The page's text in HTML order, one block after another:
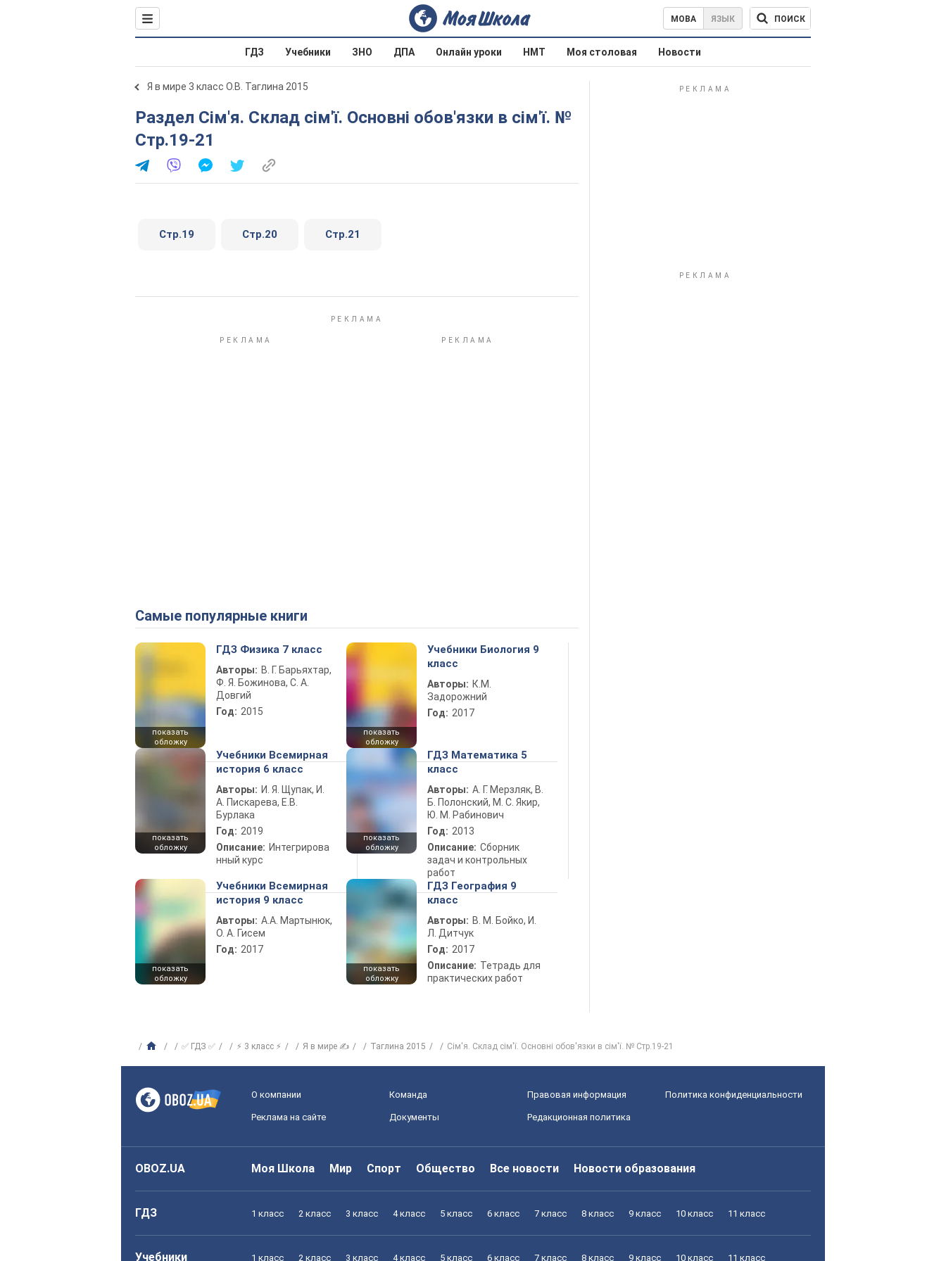
МОВА ЯЗЫК ПОИСК
ГДЗ Учебники ЗНО ДПА Онлайн уроки НМТ Моя столовая Новости
Я в мире 3 класс О.В. Таглина 2015
Раздел Сім'я. Склад сім'ї. Основні обов'язки в сім'ї. №
Стр.19-21
Стр.19 Стр.20 Стр.21
Самые популярные книги
показать
обложку
ГДЗ Физика 7 класс
Авторы: В. Г. Барьяхтар,
Ф. Я. Божинова, С. А.
Довгий
Год: 2015
показать
обложку
Учебники Биология 9
класс
Авторы: К.М.
Задорожний
Год: 2017
показать
обложку
Учебники Всемирная
история 6 класс
Авторы: И. Я. Щупак, И.
А. Пискарева, Е.В.
Бурлака
Год: 2019
Описание: Интегрирова
нный курс
показать
обложку
ГДЗ Математика 5
класс
Авторы: А. Г. Мерзляк, В.
Б. Полонский, М. С. Якир,
Ю. М. Рабинович
Год: 2013
Описание: Сборник
задач и контрольных
работ
показать
обложку
Учебники Всемирная
история 9 класс
Авторы: А.А. Мартынюк,
О. А. Гисем
Год: 2017
показать
обложку
ГДЗ География 9
класс
Авторы: В. М. Бойко, И.
Л. Дитчук
Год: 2017
Описание: Тетрадь для
практических работ
✅ ГДЗ ✅ ⚡ 3 класс ⚡ Я в мире ✍ Таглина 2015 Сім'я. Склад сім'ї. Основні обов'язки в сім'ї. № Стр.19-21
О компании Команда Правовая информация Политика конфиденциальности
Реклама на сайте Документы Редакционная политика
OBOZ.UA Моя Школа Мир Спорт Общество Все новости Новости образования
ГДЗ 1 класс 2 класс 3 класс 4 класс 5 класс 6 класс 7 класс 8 класс 9 класс 10 класс 11 класс
Учебники 1 класс 2 класс 3 класс 4 класс 5 класс 6 класс 7 класс 8 класс 9 класс 10 класс 11 класс